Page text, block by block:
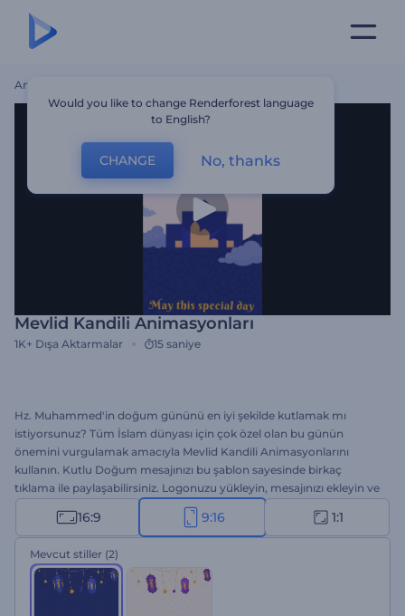
Ana Sayfa
Mevlid Kandili Animasyonları
1K+ Dışa Aktarmalar 15 saniye
Hz. Muhammed'in doğum gününü en iyi şekilde kutlamak mı
istiyorsunuz? Tüm İslam dünyası için çok özel olan bu günün
önemini vurgulamak amacıyla Mevlid Kandili Animasyonlarını
kullanın. Kutlu Doğum mesajınızı bu şablon sayesinde birkaç
tıklama ile paylaşabilirsiniz. Logonuzu yükleyin, mesajınızı ekleyin ve
animasyonlu video için birkaç dakika bekleyin. Kandil programı
davetiyeleri, mevlid kandili kutlamaları, sunum girişleri gibi birçok
amaca uygun. Hemen şimdi deneyin!
16:9 9:16 1:1
Mevcut stiller (2)
Would you like to change Renderforest language
to English?
CHANGE No, thanks